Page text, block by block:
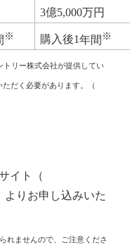
3億5,000万円
※ 購入後1年間 ※
トリー株式会社が提供してい
だく必要があります。（
イト（
よりお申し込みいた
れませんので、ご注意くださ